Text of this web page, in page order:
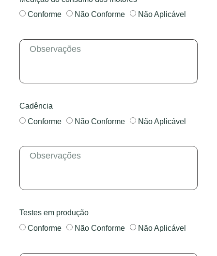
Conforme
Não Conforme Não Aplicável
Cadência
Conforme
Não Conforme Não Aplicável
Testes em produção
Conforme
Não Conforme Não Aplicável